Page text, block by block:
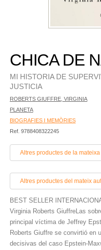
CHICA DE
MI HISTORIA DE
JUSTICIA
ROBERTS GIUFFRE, VIRGINIA
PLANETA
BIOGRAFIES I MEMÒRIES
Ref. 9788408322245
Altres productes de la mateixa
Altres productes del mateix
BEST SELLER
Virginia Roberts GiuffreLas
principal víctima de Jeffrey
Roberts Giuffre se convirtió en
decisivas del caso Epstein-